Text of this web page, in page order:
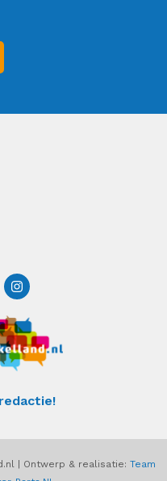
I
n
t
a
g
r
a
| Ontwerp & realisatie: Team